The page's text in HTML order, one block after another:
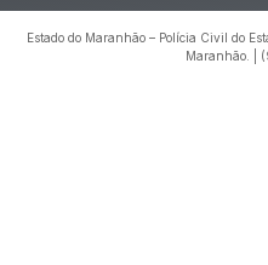
Estado do Maranhão – Polícia Civil do
Maranhão. |